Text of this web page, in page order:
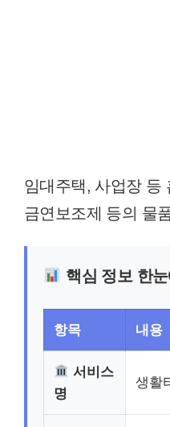
임대주택, 사업장 등
금연보조제 등의 물
핵심 정보 한눈
항목 내용
서비스
명
생활